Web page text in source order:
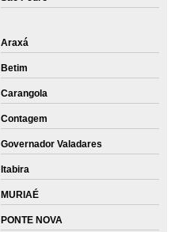
Araxá
Betim
Carangola
Contagem
Governador Valadares
Itabira
MURIAÉ
PONTE NOVA